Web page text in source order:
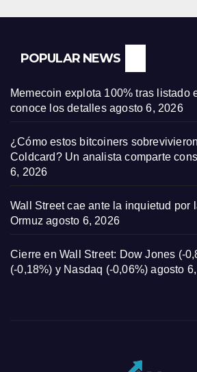
POPULAR NEWS
Memecoin explota 100% tras listado
conoce los detalles agosto 6, 2026
¿Cómo estos bitcoiners
Coldcard? Un analista comparte
6, 2026
Wall Street cae ante la inquietud por
Ormuz agosto 6, 2026
Cierre en Wall Street: Dow Jones (-
(-0,18%) y Nasdaq (-0,06%) agosto